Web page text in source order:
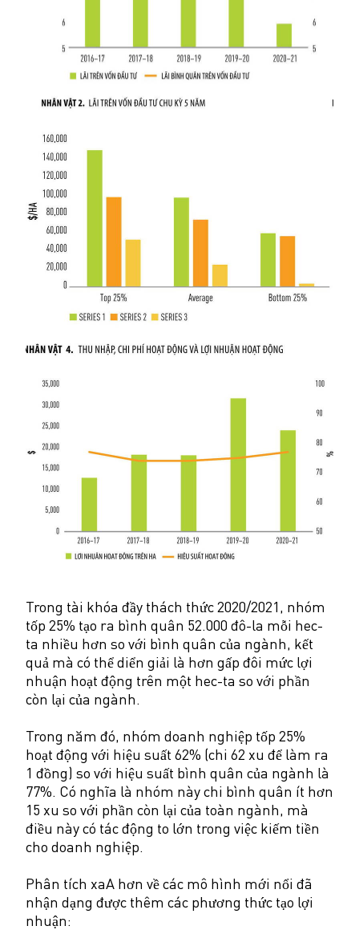
Trong tài khóa đầy thách thức 2020/2021, nhóm
tốp 25% tạo ra bình quân 52.000 đô-la mỗi hec-
ta nhiều hơn so với bình quân của ngành, kết
quả mà có thể diển giải là hơn gấp đôi mức lợi
nhuận hoạt động trên một hec-ta so với phần
còn lại của ngành.
Trong năm đó, nhóm doanh nghiệp tốp 25%
hoạt động với hiệu suất 62% (chi 62 xu để làm ra
1 đồng) so với hiệu suất bình quân của ngành là
77%. Có nghĩa là nhóm này chi bình quân ít hơn
15 xu so với phần còn lại của toàn ngành, mà
điều này có tác động to lớn trong việc kiếm tiền
cho doanh nghiệp.
Phân tích xaA hơn về các mô hình mới nổi đã
nhận dạng được thêm các phương thức tạo lợi
nhuận: